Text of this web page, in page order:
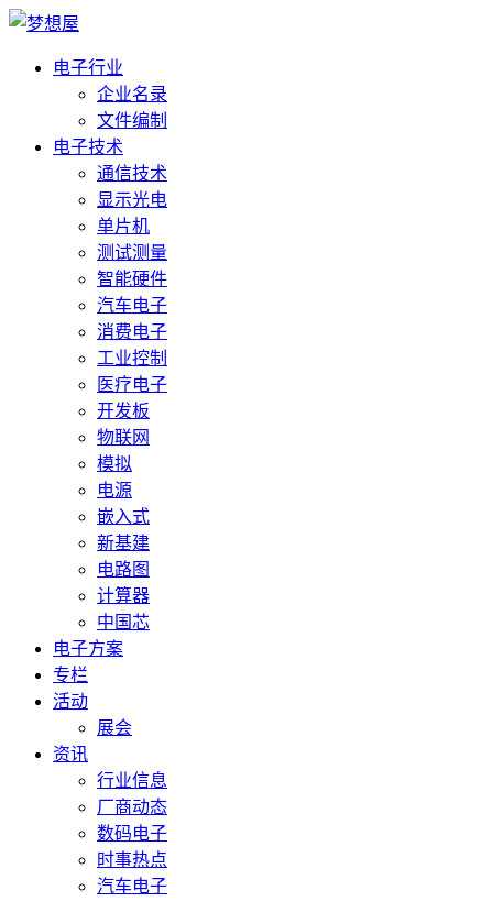
电子行业
企业名录
文件编制
电子技术
通信技术
显示光电
单片机
测试测量
智能硬件
汽车电子
消费电子
工业控制
医疗电子
开发板
物联网
模拟
电源
嵌入式
新基建
电路图
计算器
中国芯
电子方案
专栏
活动
展会
资讯
行业信息
厂商动态
数码电子
时事热点
汽车电子